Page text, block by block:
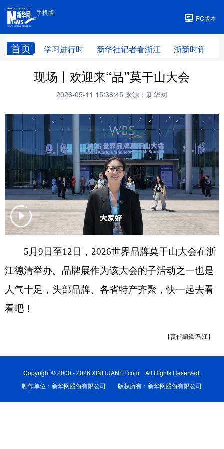
手机版
PC版本
首页 学习进行时 新华社记者看浙江 浙新时评
手机版
现场丨欢迎来“品”莫干山大会
2026-05-11 15:38:45 来源：新华网
5月9日至12日，2026世界品牌莫干山大会在浙
江德清举办。品牌展作为该大会的子活动之一也是
人气十足，头部品牌、各省特产齐聚，快一起去看
看吧！
【责任编辑:马江】
Copyright © 2000 - 2026 XINHUANET.com All Rights Reserved.
制作单位：新华网股份有限公司 版权所有：新华网股份有限公司